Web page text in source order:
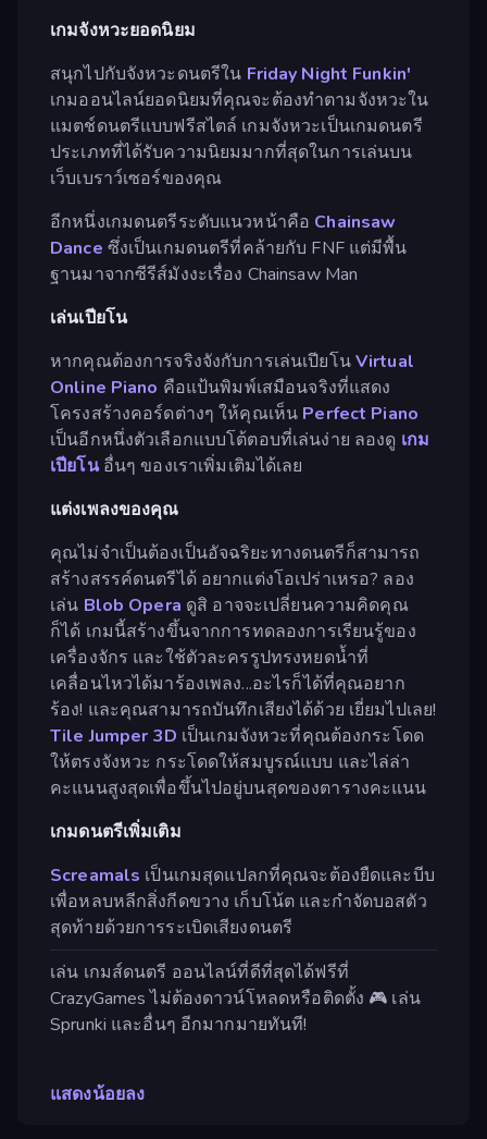
เกมจังหวะยอดนิยม
สนุกไปกับจังหวะดนตรีใน Friday Night Funkin'
เกมออนไลน์ยอดนิยมที่คุณจะต้องทำตามจังหวะใน
แมตช์ดนตรีแบบฟรีสไตล์ เกมจังหวะเป็นเกมดนตรี
ประเภทที่ได้รับความนิยมมากที่สุดในการเล่นบน
เว็บเบราว์เซอร์ของคุณ
อีกหนึ่งเกมดนตรีระดับแนวหน้าคือ Chainsaw
Dance ซึ่งเป็นเกมดนตรีที่คล้ายกับ FNF แต่มีพื้น
ฐานมาจากซีรีส์มังงะเรื่อง Chainsaw Man
เล่นเปียโน
หากคุณต้องการจริงจังกับการเล่นเปียโนVirtual
Online Piano คือแป้นพิมพ์เสมือนจริงที่แสดง
โครงสร้างคอร์ดต่างๆ ให้คุณเห็น Perfect Piano
เป็นอีกหนึ่งตัวเลือกแบบโต้ตอบที่เล่นง่าย ลองดู เกม
เปียโนอื่นๆ ของเราเพิ่มเติมได้เลย
แต่งเพลงของคุณ
คุณไม่จำเป็นต้องเป็นอัจฉริยะทางดนตรีก็สามารถ
สร้างสรรค์ดนตรีได้ อยากแต่งโอเปร่าเหรอ? ลอง
เล่น Blob Opera ดูสิ อาจจะเปลี่ยนความคิดคุณ
ก็ได้ เกมนี้สร้างขึ้นจากการทดลองการเรียนรู้ของ
เครื่องจักร และใช้ตัวละครรูปทรงหยดน้ำที่
เคลื่อนไหวได้มาร้องเพลง...อะไรก็ได้ที่คุณอยาก
ร้อง! และคุณสามารถบันทึกเสียงได้ด้วย เยี่ยมไปเลย!
Tile Jumper 3D เป็นเกมจังหวะที่คุณต้องกระโดด
ให้ตรงจังหวะ กระโดดให้สมบูรณ์แบบ และไล่ล่า
คะแนนสูงสุดเพื่อขึ้นไปอยู่บนสุดของตารางคะแนน
เกมดนตรีเพิ่มเติม
Screamals เป็นเกมสุดแปลกที่คุณจะต้องยืดและบีบ
เพื่อหลบหลีกสิ่งกีดขวาง เก็บโน้ต และกำจัดบอสตัว
สุดท้ายด้วยการระเบิดเสียงดนตรี
เล่น เกมส์ดนตรี ออนไลน์ที่ดีที่สุดได้ฟรีที่
CrazyGames ไม่ต้องดาวน์โหลดหรือติดตั้ง 🎮 เล่น
Sprunki และอื่นๆ อีกมากมายทันที!
แสดงน้อยลง